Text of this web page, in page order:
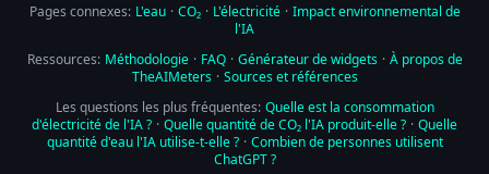
Pages connexes: L'eau · CO₂ · L'électricité · Impact environnemental de
l'IA
Ressources: Méthodologie · FAQ · Générateur de widgets · À propos de
TheAIMeters · Sources et références
Les questions les plus fréquentes: Quelle est la consommation
d'électricité de l'IA ? · Quelle quantité de CO₂ l'IA produit-elle ? · Quelle
quantité d'eau l'IA utilise-t-elle ? · Combien de personnes utilisent
ChatGPT ?